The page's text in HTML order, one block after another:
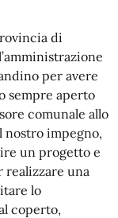
di
per avere
sempre aperto
comunale allo
nostro impegno,
un progetto e
realizzare una
lo
coperto,